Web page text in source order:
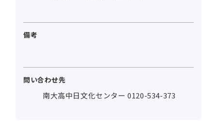
備考
問い合わせ先
南大高中日文化センター 0120-534-373